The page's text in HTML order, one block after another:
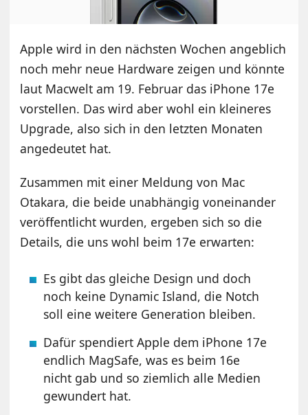
Apple wird in den nächsten Wochen angeblich
noch mehr neue Hardware zeigen und könnte
laut Macwelt am 19. Februar das iPhone 17e
vorstellen. Das wird aber wohl ein kleineres
Upgrade, also sich in den letzten Monaten
angedeutet hat.
Zusammen mit einer Meldung von Mac
Otakara, die beide unabhängig voneinander
veröffentlicht wurden, ergeben sich so die
Details, die uns wohl beim 17e erwarten:
Es gibt das gleiche Design und doch
noch keine Dynamic Island, die Notch
soll eine weitere Generation bleiben.
Dafür spendiert Apple dem iPhone 17e
endlich MagSafe, was es beim 16e
nicht gab und so ziemlich alle Medien
gewundert hat.